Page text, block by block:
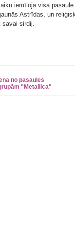
iemīļoja visa
Astrīdas, un
savai sirdij.
no pasaules
"Metallica"